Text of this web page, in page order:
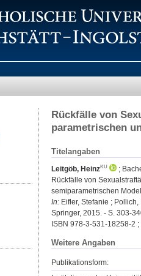
Rückfälle von
parametrischen
Titelangaben
Leitgöb, Heinz ;
Rückfälle von
semiparametrischen
In: Eifler, Stefanie ;
Springer, 2015. - S. 303-
ISBN 978-3-531-18258-2
Weitere Angaben
Publikationsform: